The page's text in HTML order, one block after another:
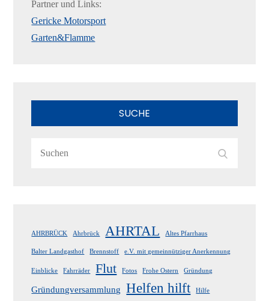
Partner und Links:
Gericke Motorsport
Garten&Flamme
SUCHE
AHRBRÜCK Ahrbrück AHRTAL Altes Pfarrhaus
Balter Landgasthof Brennstoff e.V. mit gemeinnütziger Anerkennung
Einblicke Fahrräder Flut Fotos Frohe Ostern Gründung
Gründungversammlung Helfen hilft Hilfe